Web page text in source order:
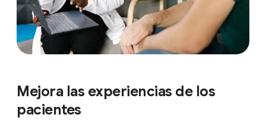
Mejora las experiencias de los
pacientes